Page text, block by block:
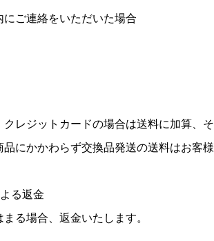
にご連絡をいただいた場合
レジットカードの場合は送料に加算、
品にかかわらず交換品発送の送料はお客
る返金
る場合、返金いたします。